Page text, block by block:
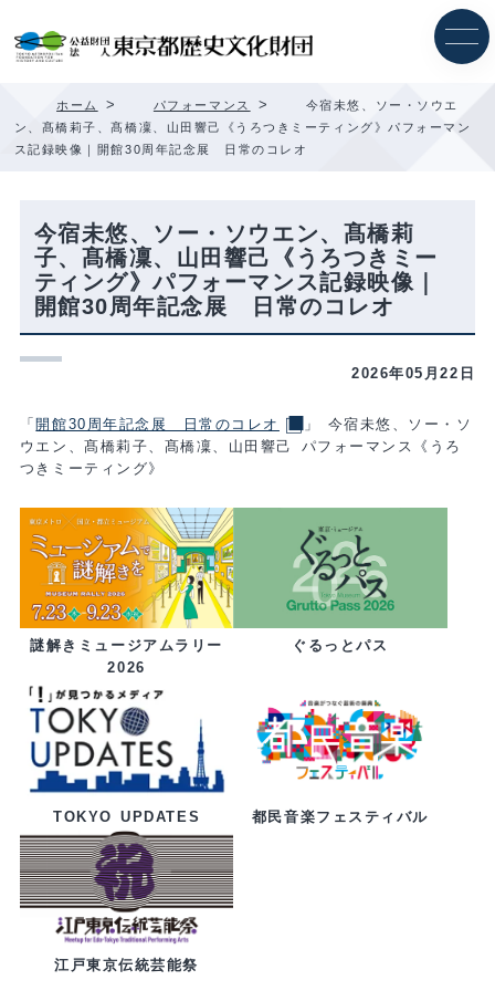
ホーム > パフォーマンス >
今宿未悠、ソー・ソウエ
ン、髙橋莉子、髙橋凜、山田響己《うろつきミーティング》パフォーマン
ス記録映像｜開館30周年記念展 日常のコレオ
今宿未悠、ソー・ソウエン、髙橋莉
子、髙橋凜、山田響己《うろつきミー
ティング》パフォーマンス記録映像｜
開館30周年記念展 日常のコレオ
2026年05月22日
「開館30周年記念展 日常のコレオ
」 今宿未悠、ソー・ソ
ウエン、髙橋莉子、髙橋凜、山田響己 パフォーマンス《うろ
つきミーティング》
謎解きミュージアムラリー
2026
ぐるっとパス
TOKYO UPDATES 都民音楽フェスティバル
江戸東京伝統芸能祭